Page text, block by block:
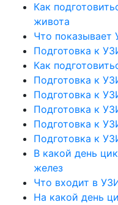
Как
живота
Что
Подготовка к
Как
Подготовка к
Подготовка к
Подготовка к
Подготовка к
Подготовка к
В какой день
желез
Что входит в
На какой день